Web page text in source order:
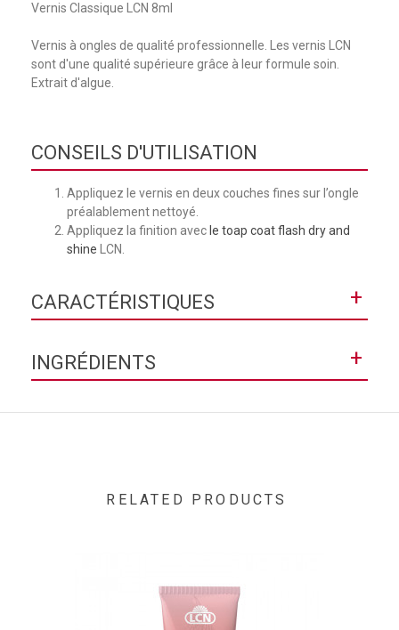
Vernis Classique LCN 8ml
Vernis à ongles de qualité professionnelle. Les vernis LCN
sont d'une qualité supérieure grâce à leur formule soin.
Extrait d'algue.
CONSEILS D'UTILISATION
Appliquez le vernis en deux couches fines sur l’ongle
préalablement nettoyé.
Appliquez la finition avec le toap coat flash dry and
shine LCN.
CARACTÉRISTIQUES +
Collection
INGRÉDIENTS +
Trimethylpentanediyl Dibenzoate, Polyvinyl Butyral,
RELATED PRODUCTS